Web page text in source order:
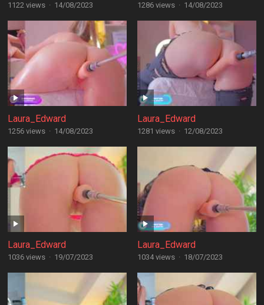
1122 views · 14/08/2023 1286 views · 14/08/2023
Laura_Edward
1256 views · 14/08/2023
Laura_Edward
1281 views · 12/08/2023
Laura_Edward
1036 views · 19/07/2023
Laura_Edward
1034 views · 18/07/2023